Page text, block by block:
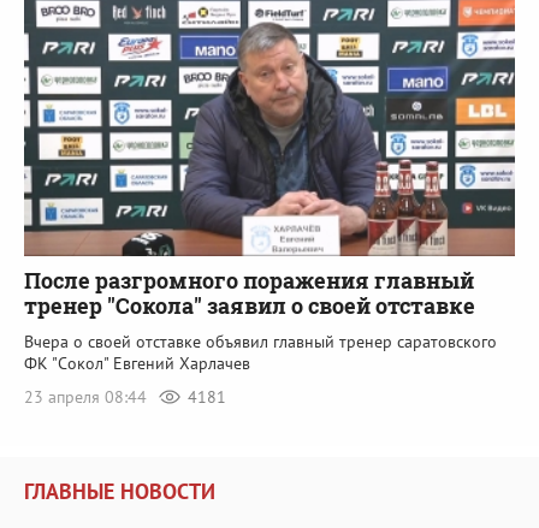
После разгромного поражения главный
тренер "Сокола" заявил о своей отставке
Вчера о своей отставке объявил главный тренер саратовского
ФК "Сокол" Евгений Харлачев
23 апреля 08:44
4181
ГЛАВНЫЕ НОВОСТИ